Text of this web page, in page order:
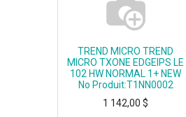
TREND MICRO TREND
MICRO TXONE EDGEIPS LE
102 HW NORMAL 1+ NEW
No Produit:T1NN0002
1 142,00 $